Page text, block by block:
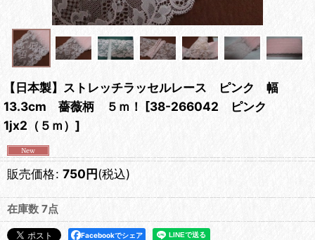
【日本製】ストレッチラッセルレース ピンク 幅
13.3cm 薔薇柄 ５ｍ！
[38-266042 ピンク
1jx2（５ｍ） ]
販売価格: 750円(税込)
在庫数 7点
Facebookでシェア